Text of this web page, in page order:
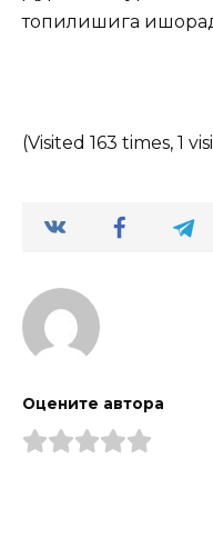
топилишига
(Visited 163 times, 1
Оцените автора